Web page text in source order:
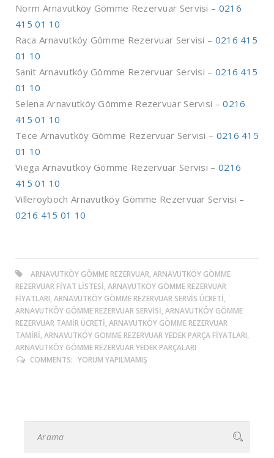
Norm Arnavutköy Gömme Rezervuar Servisi – 0216
415 01 10
Raca Arnavutköy Gömme Rezervuar Servisi – 0216 415
01 10
Sanit Arnavutköy Gömme Rezervuar Servisi – 0216 415
01 10
Selena Arnavutköy Gömme Rezervuar Servisi –0216
415 01 10
Tece Arnavutköy Gömme Rezervuar Servisi – 0216 415
01 10
Viega Arnavutköy Gömme Rezervuar Servisi – 0216
415 01 10
Villeroyboch Arnavutköy Gömme Rezervuar Servisi –
0216 415 01 10
ARNAVUTKÖY GÖMME REZERVUAR, ARNAVUTKÖY GÖMME
REZERVUAR FIYAT LISTESI, ARNAVUTKÖY GÖMME REZERVUAR
FIYATLARI, ARNAVUTKÖY GÖMME REZERVUAR SERVIS ÜCRETI,
ARNAVUTKÖY GÖMME REZERVUAR SERVISI, ARNAVUTKÖY GÖMME
REZERVUAR TAMIR ÜCRETI, ARNAVUTKÖY GÖMME REZERVUAR
TAMIRI, ARNAVUTKÖY GÖMME REZERVUAR YEDEK PARÇA FIYATLARI,
ARNAVUTKÖY GÖMME REZERVUAR YEDEK PARÇALARI
COMMENTS: YORUM YAPILMAMIŞ